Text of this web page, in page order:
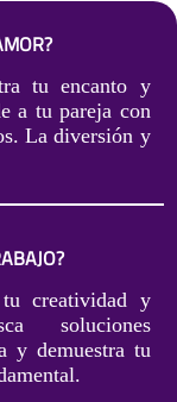
tu encanto y
a tu pareja con
La diversión y
creatividad y
soluciones
y demuestra tu